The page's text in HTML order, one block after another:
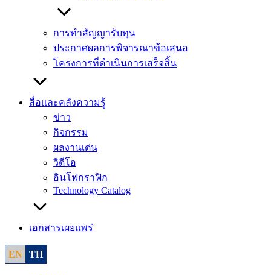
การทำสัญญารับทุน
ประกาศผลการพิจารณาข้อเสนอ
โครงการที่ดำเนินการเสร็จสิ้น
สื่อและคลังความรู้
ข่าว
กิจกรรม
ผลงานเด่น
วิดีโอ
อินโฟกราฟิก
Technology Catalog
เอกสารเผยแพร่
EN TH